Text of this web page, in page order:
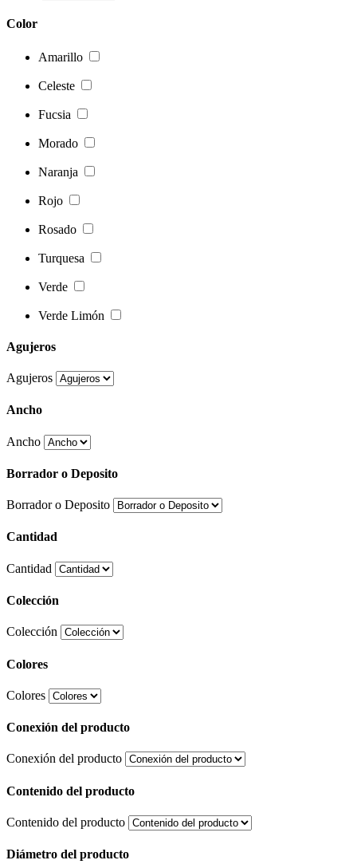
Color
Amarillo
Celeste
Fucsia
Morado
Naranja
Rojo
Rosado
Turquesa
Verde
Verde Limón
Agujeros
Agujeros
Ancho
Ancho
Borrador o Deposito
Borrador o Deposito
Cantidad
Cantidad
Colección
Colección
Colores
Colores
Conexión del producto
Conexión del producto
Contenido del producto
Contenido del producto
Diámetro del producto